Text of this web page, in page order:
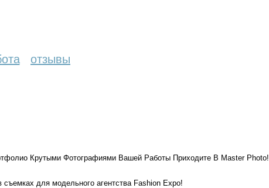
отзывы
Крутыми Фотографиями Вашей Работы Приходите В Master Photo!
для модельного агентства Fashion Expo!